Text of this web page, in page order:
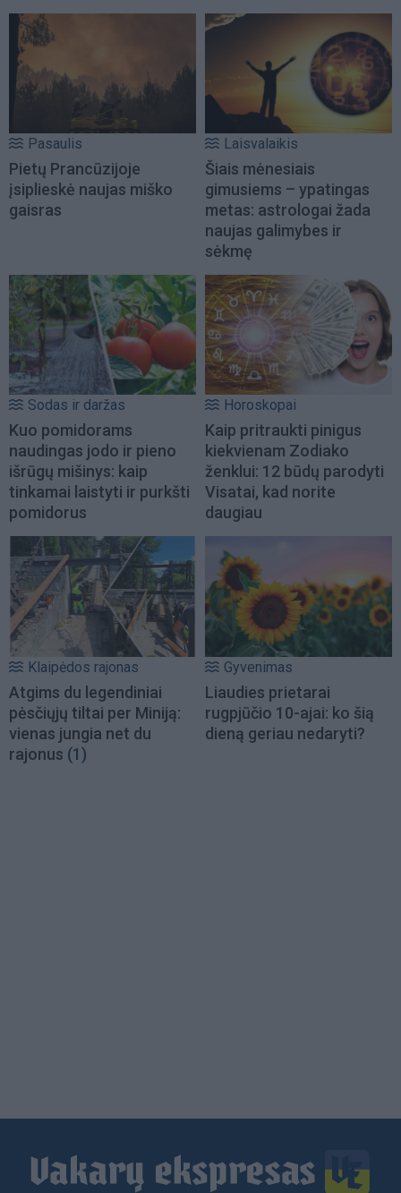
Pasaulis
Pietų Prancūzijoje
įsiplieskė naujas miško
gaisras
Laisvalaikis
Šiais mėnesiais
gimusiems – ypatingas
metas: astrologai žada
naujas galimybes ir
sėkmę
Sodas ir daržas
Kuo pomidorams
naudingas jodo ir pieno
išrūgų mišinys: kaip
tinkamai laistyti ir purkšti
pomidorus
Horoskopai
Kaip pritraukti pinigus
kiekvienam Zodiako
ženklui: 12 būdų parodyti
Visatai, kad norite
daugiau
Klaipėdos rajonas
Atgims du legendiniai
pėsčiųjų tiltai per Miniją:
vienas jungia net du
rajonus (1)
Gyvenimas
Liaudies prietarai
rugpjūčio 10-ajai: ko šią
dieną geriau nedaryti?